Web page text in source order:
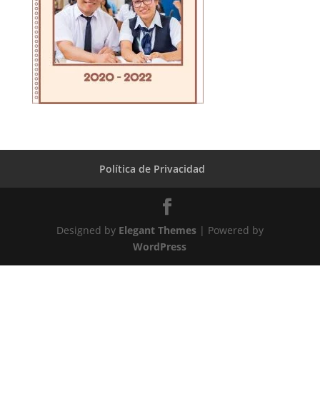
Política de Privacidad
Designed by Elegant Themes| Powered by
WordPress